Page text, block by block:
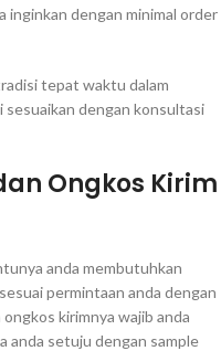
inginkan dengan minimal order
tepat waktu dalam
dengan konsultasi
Ongkos Kirim
anda membutuhkan
permintaan anda dengan
kirimnya wajib anda
anda setuju dengan sample